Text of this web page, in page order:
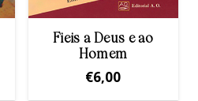
Fieis a Deus e ao
Homem
€6,00